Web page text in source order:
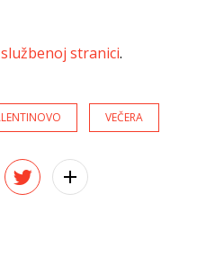
službenoj stranici.
VEČERA